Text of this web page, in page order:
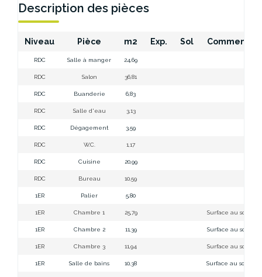
Description des pièces
Niveau Pièce m2 Exp. Sol
RDC Salle à manger 24,69
RDC Salon 36,81
RDC Buanderie 6,83
RDC Salle d'eau 3,13
RDC Dégagement 3,59
RDC W.C. 1,17
RDC Cuisine 20,99
RDC Bureau 10,59
1ER Palier 5,80
1ER Chambre 1 25,79 Surface au sol
1ER Chambre 2 11,39 Surface au sol
1ER Chambre 3 11,94 Surface au sol
1ER Salle de bains 10,38 Surface au sol